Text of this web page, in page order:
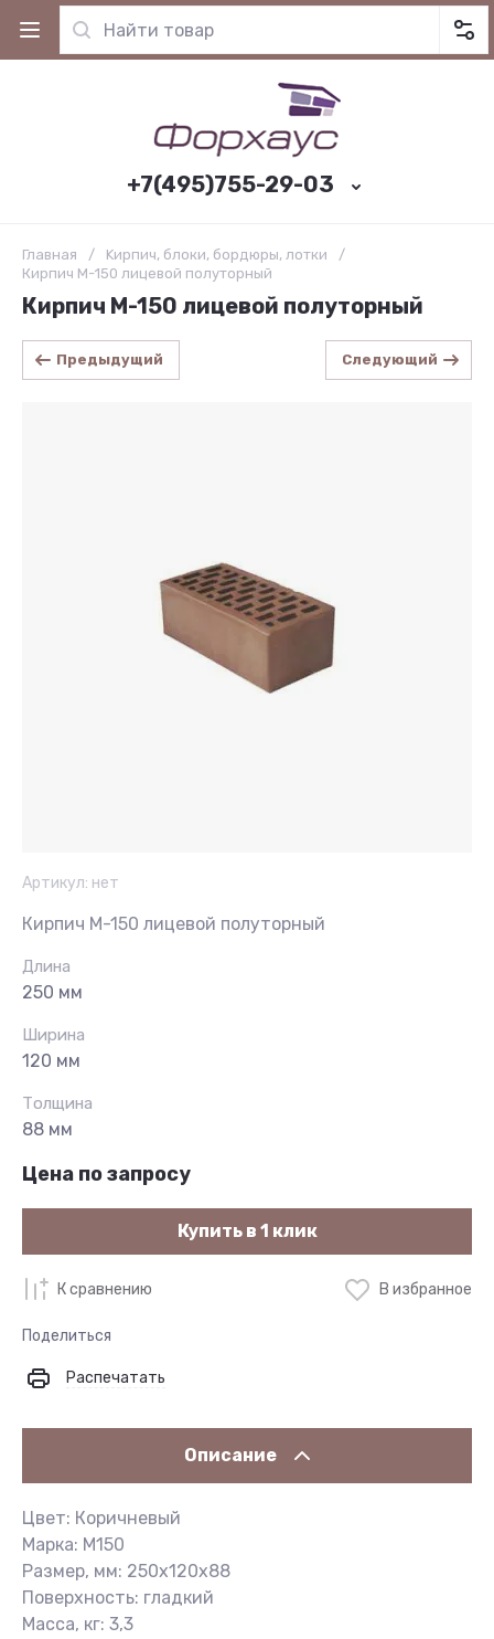
+7(495)755-29-03
Главная / Kирпич, блоки, бордюры, лотки
/
Кирпич М-150 лицевой полуторный
Кирпич М-150 лицевой полуторный
Предыдущий Следующий
Артикул: нет
Кирпич М-150 лицевой полуторный
Длина
250 мм
Ширина
120 мм
Толщина
88 мм
Цена по запросу
Купить в 1 клик
К сравнению В избранное
Поделиться
Распечатать
Описание
Цвет: Коричневый
Марка: М150
Размер, мм: 250x120x88
Поверхность: гладкий
Масса, кг: 3,3